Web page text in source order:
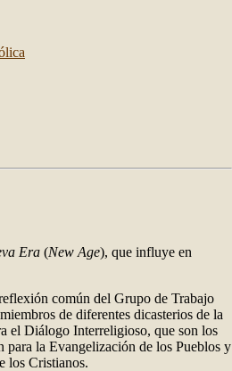
Era (New Age), que influye en
común del Grupo de Trabajo
de diferentes dicasterios de la
el Diálogo Interreligioso, que son los
para la Evangelización de los Pueblos y
los Cristianos.